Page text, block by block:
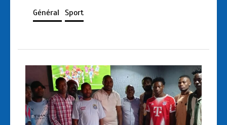
Général Sport